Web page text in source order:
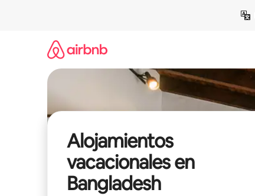
Alojamientos
vacacionales en
Bangladesh